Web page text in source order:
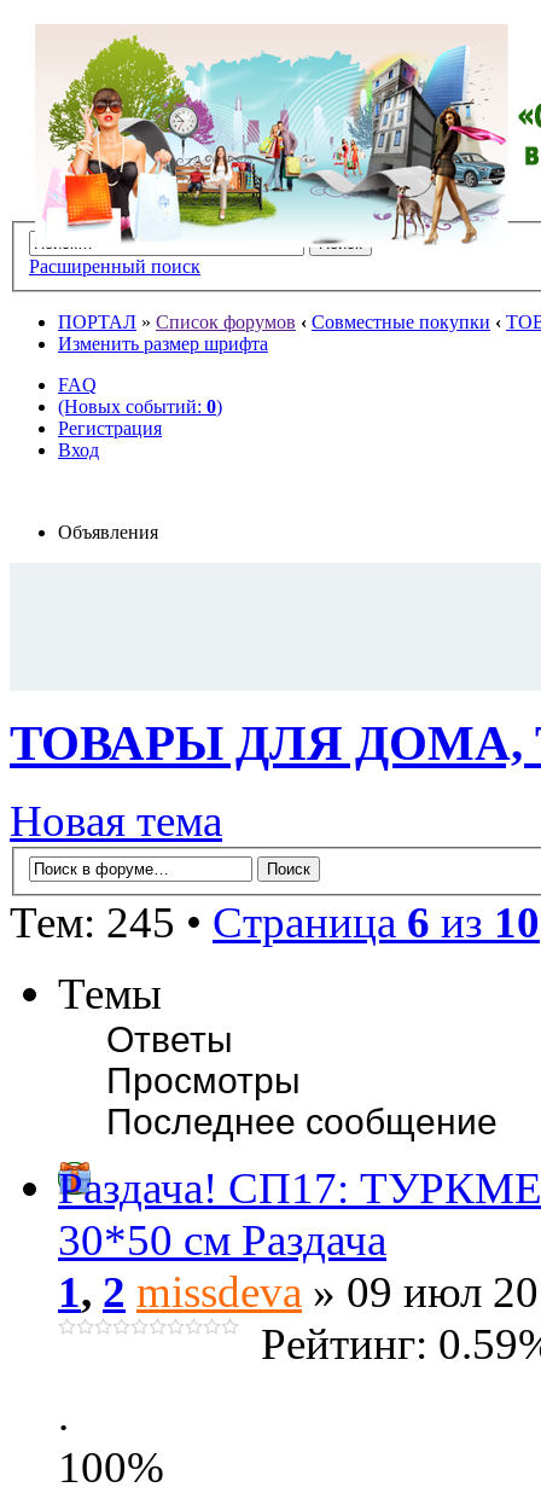
Расширенный поиск
ПОРТАЛ » Список форумов ‹ Совместные покупки ‹
Изменить размер шрифта
FAQ
(Новых событий: 0)
Регистрация
Вход
Объявления
ТОВАРЫ ДЛЯ ДОМА,
Новая тема
Тем: 245 • Страница 6 из 10
Темы
Ответы
Просмотры
Последнее сообщение
Раздача! СП17:
30*50 см Раздача
1, 2 missdeva » 09 июл
Рейтинг:
.
100%